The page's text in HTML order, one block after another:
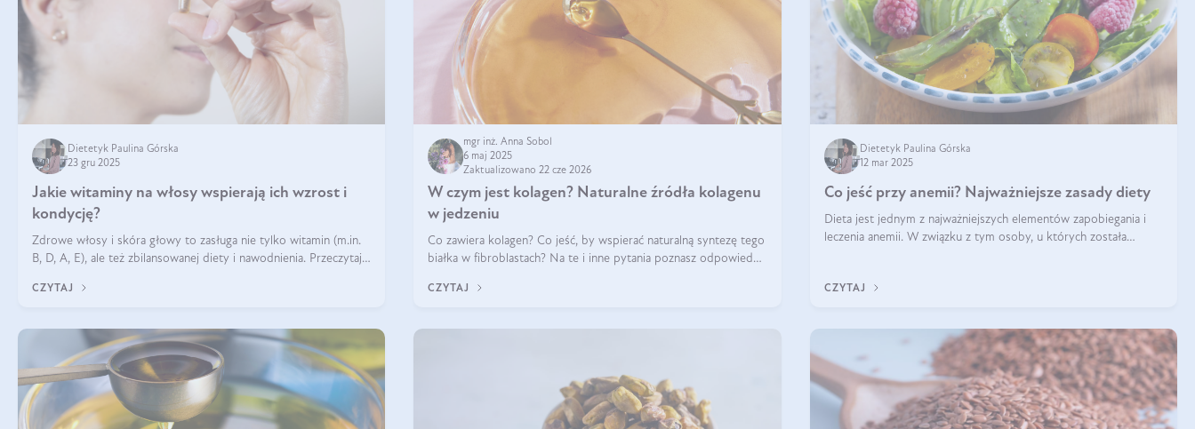
Dietetyk Paulina Górska
23 gru 2025
Jakie witaminy na włosy wspierają ich wzrost i
kondycję?
Zdrowe włosy i skóra głowy to zasługa nie tylko witamin (m.in.
B, D, A, E), ale też zbilansowanej diety i nawodnienia. Przeczytaj
wypadanie włosów.
CZYTAJ
mgr inż. Anna Sobol
6 maj 2025
Zaktualizowano 22 cze 2026
W czym jest kolagen? Naturalne źródła kolagenu
w jedzeniu
Co zawiera kolagen? Co jeść, by wspierać naturalną syntezę tego
białka w fibroblastach? Na te i inne pytania poznasz odpowiedź
CZYTAJ
Dietetyk Paulina Górska
12 mar 2025
Co jeść przy anemii? Najważniejsze zasady diety
Dieta jest jednym z najważniejszych elementów zapobiegania i
leczenia anemii. W związku z tym osoby, u których została
CZYTAJ